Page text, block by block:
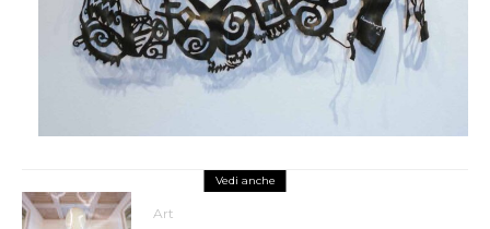
Vedi anche
Art